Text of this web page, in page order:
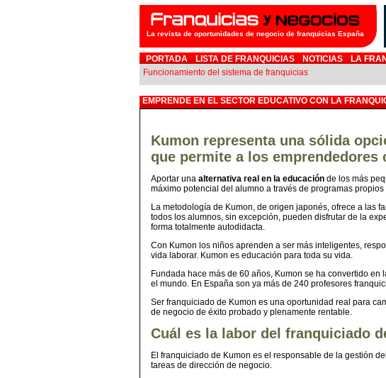
La revista de oportunidades de negocio de franquicias España
PORTADA LISTA DE FRANQUICIAS NOTICIAS LA
Funcionamiento del sistema de franquicias
EMPRENDE EN EL SECTOR EDUCATIVO CON LA
Kumon representa una sólida
que permite a los
Aportar una alternativa real en la educación de los más
máximo potencial del alumno a través de programas
La metodología de Kumon, de origen japonés, ofrece a las
todos los alumnos, sin excepción, pueden disfrutar de la
forma totalmente autodidacta.
Con Kumon los niños aprenden a ser más inteligentes,
vida laborar. Kumon es educación para toda su vida.
Fundada hace más de 60 años, Kumon se ha convertido
el mundo. En España son ya más de 240 profesores
Ser franquiciado de Kumon es una oportunidad real para
de negocio de éxito probado y plenamente rentable.
Cuál es la labor del franquiciado
El franquiciado de Kumon es el responsable de la gestión
tareas de dirección de negocio.